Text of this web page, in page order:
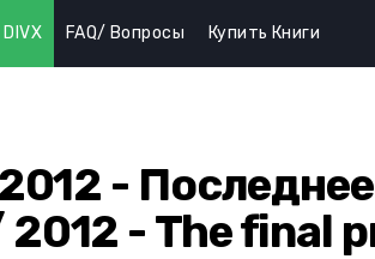
FAQ/ Вопросы Купить Книги
- Последнее
- The final